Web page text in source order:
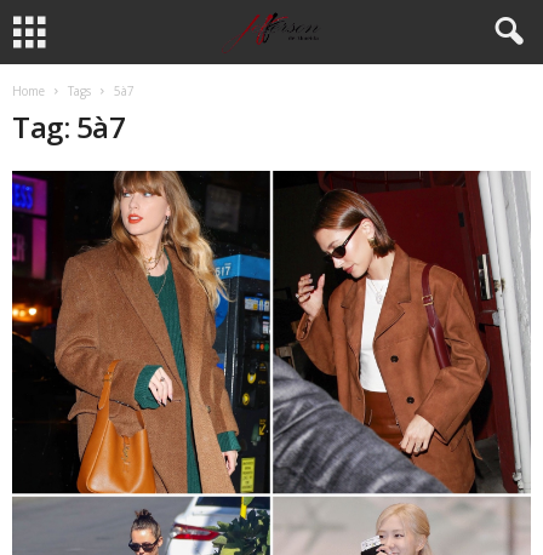
Home Tags 5à7
Tag: 5à7